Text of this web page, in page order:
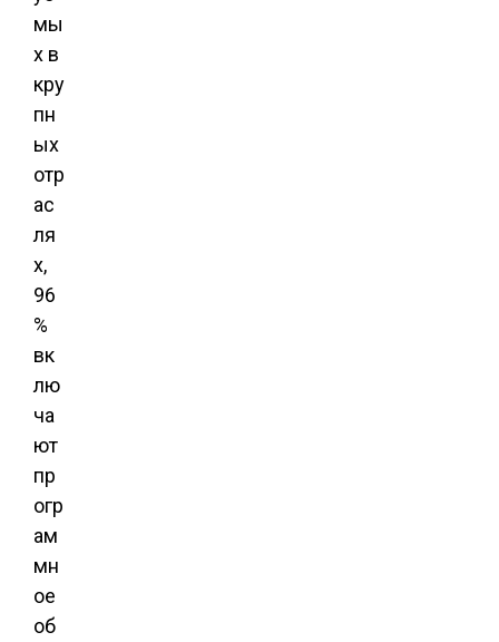
мы
х в
кру
пн
ых
отр
ас
ля
х,
96
%
вк
лю
ча
ют
пр
огр
ам
мн
ое
об